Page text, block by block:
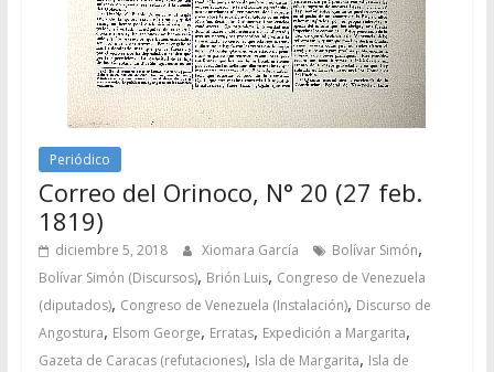
Periódico
Correo del Orinoco, N° 20 (27 feb.
1819)
diciembre 5, 2018 Xiomara García Bolívar Simón,
Bolívar Simón (Discursos), Brión Luis, Congreso de Venezuela
(diputados), Congreso de Venezuela (Instalación), Discurso de
Angostura, Elsom George, Erratas, Expedición a Margarita,
Gazeta de Caracas (refutaciones), Isla de Margarita, Isla de